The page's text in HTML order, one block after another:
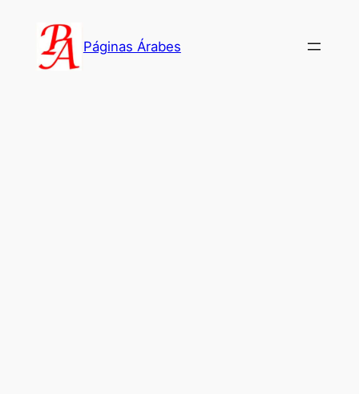
contenido
Páginas Árabes